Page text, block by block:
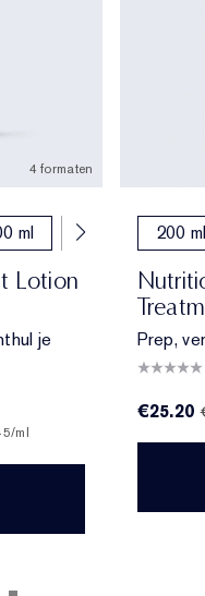
4 formaten
ml 400 ml
Lotion
je
/ml
200
Prep,
€25.20